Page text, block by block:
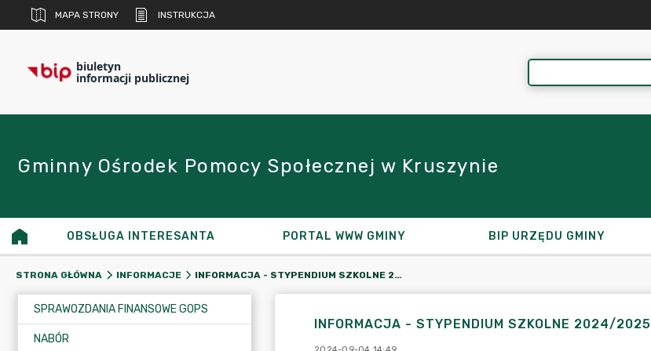
MAPA STRONY INSTRUKCJA
biuletyn
informacji publicznej
Gminny Ośrodek Pomocy Społecznej w Kruszynie
OBSŁUGA INTERESANTA PORTAL WWW GMINY BIP URZĘDU GMINY
STRONA GŁÓWNA INFORMACJE INFORMACJA - STYPENDIUM SZKOLNE 2024/2025
SPRAWOZDANIA FINANSOWE GOPS
NABÓR
INFORMACJA - STYPENDIUM SZKOLNE 2024/2025